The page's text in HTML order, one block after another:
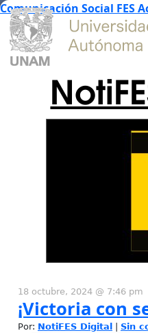
Comunicación Social FES
18 octubre, 2024 @ 7:46 pm
¡Victoria con
Por: NotiFES Digital Sin